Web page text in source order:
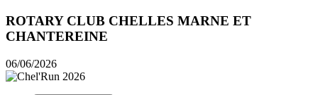
ROTARY CLUB CHELLES MARNE ET
CHANTEREINE
06/06/2026